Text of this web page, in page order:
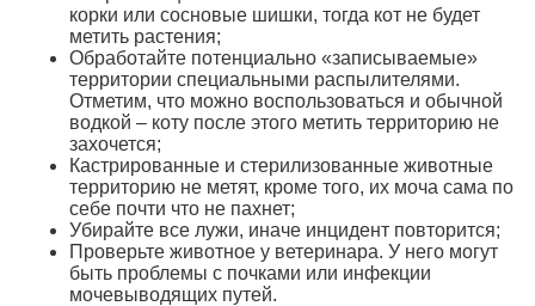
корки или сосновые шишки, тогда кот не будет
метить растения;
Обработайте потенциально «записываемые»
территории специальными распылителями.
Отметим, что можно воспользоваться и обычной
водкой – коту после этого метить территорию не
захочется;
Кастрированные и стерилизованные животные
территорию не метят, кроме того, их моча сама по
себе почти что не пахнет;
Убирайте все лужи, иначе инцидент повторится;
Проверьте животное у ветеринара. У него могут
быть проблемы с почками или инфекции
мочевыводящих путей.